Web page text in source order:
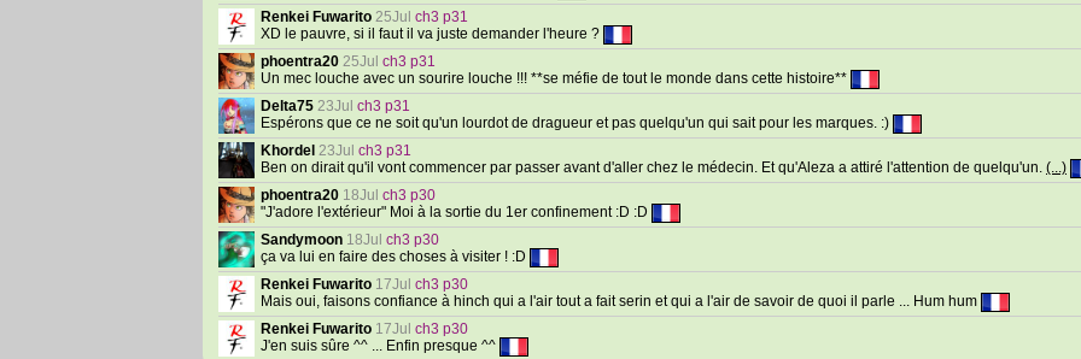
Renkei Fuwarito 25Jul ch3 p31
XD le pauvre, si il faut il va juste demander l'heure ?
phoentra20 25Jul ch3 p31
Un mec louche avec un sourire louche !!! **se méfie de tout le monde dans cette histoire**
Delta75 23Jul ch3 p31
Espérons que ce ne soit qu'un lourdot de dragueur et pas quelqu'un qui sait pour les marques. :)
Khordel 23Jul ch3 p31
Ben on dirait qu'il vont commencer par passer avant d'aller chez le médecin. Et qu'Aleza a attiré l'attention de quelqu'un. (...)
phoentra20 18Jul ch3 p30
"J'adore l'extérieur" Moi à la sortie du 1er confinement :D :D
Sandymoon 18Jul ch3 p30
ça va lui en faire des choses à visiter ! :D
Renkei Fuwarito 17Jul ch3 p30
Mais oui, faisons confiance à hinch qui a l'air tout a fait serin et qui a l'air de savoir de quoi il parle ... Hum hum
Renkei Fuwarito 17Jul ch3 p30
J'en suis sûre ^^ ... Enfin presque ^^